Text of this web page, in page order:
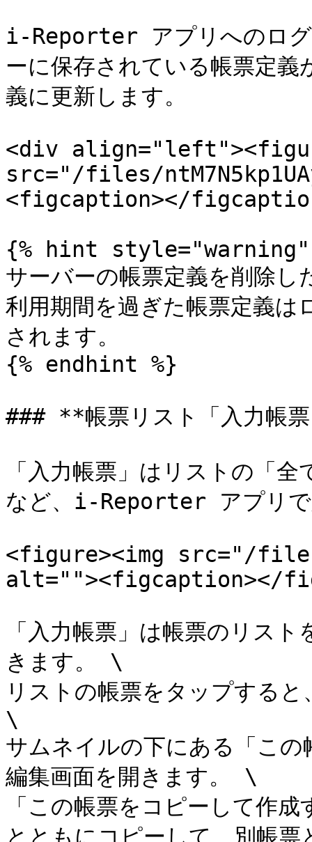
i-Reporter アプリへのログ
ーに保存されている帳票定
義に更新します。
<div
src="/files/
<figcaption></
{% hint style="warning"
サーバーの帳票定義を削除
利用期間を過ぎた帳票定義は
されます。
{% endhint %}
### **帳票リスト「入力帳
「入力帳票」はリストの「
など、i-Reporter アプリで
<figure><img src="/files/
alt=""><figcaption></
「入力帳票」は帳票のリス
きます。 \
リストの帳票をタップする
\
サムネイルの下にある「こ
編集画面を開きます。 \
「この帳票をコピーして作
とともにコピーして、別帳